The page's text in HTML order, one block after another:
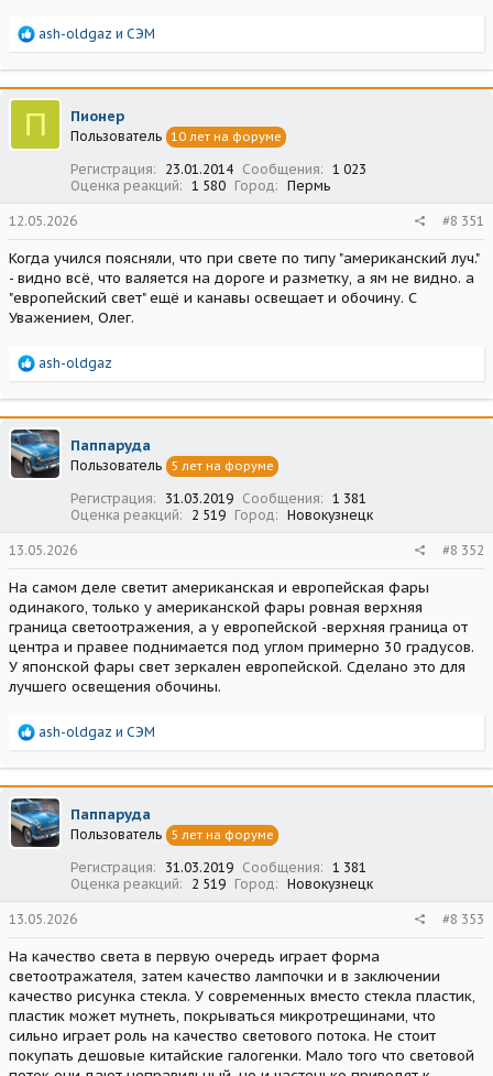
Р
а
к
ц
и
и
ash-oldgaz и СЭМ
П Пионер
Пользователь 10 лет на форуме
Регистрация 23.01.2014 Сообщения
1 023
Оценка реакций
1 580 Город Пермь
12.05.2026 #8 351
Когда учился поясняли, что при свете по типу "американский луч."
- видно всё, что валяется на дороге и разметку, а ям не видно. а
"европейский свет" ещё и канавы освещает и обочину. С
Уважением, Олег.
Р
а
к
ц
и
и
ash-oldgaz
Паппаруда
Пользователь 5 лет на форуме
Регистрация 31.03.2019 Сообщения
1 381
Оценка реакций
2 519 Город Новокузнецк
13.05.2026 #8 352
На самом деле светит американская и европейская фары
одинакого, только у американской фары ровная верхняя
граница светоотражения, а у европейской -верхняя граница от
центра и правее поднимается под углом примерно 30 градусов.
У японской фары свет зеркален европейской. Сделано это для
лучшего освещения обочины.
Р
а
к
ц
и
и
ash-oldgaz и СЭМ
Паппаруда
Пользователь 5 лет на форуме
Регистрация 31.03.2019 Сообщения
1 381
Оценка реакций
2 519 Город Новокузнецк
13.05.2026 #8 353
На качество света в первую очередь играет форма
светоотражателя, затем качество лампочки и в заключении
качество рисунка стекла. У современных вместо стекла пластик,
пластик может мутнеть, покрываться микротрещинами, что
сильно играет роль на качество светового потока. Не стоит
покупать дешовые китайские галогенки. Мало того что световой